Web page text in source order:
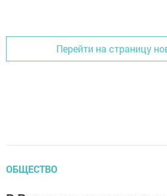
Перейти на страницу
ОБЩЕСТВО